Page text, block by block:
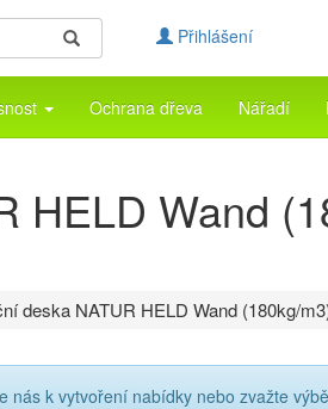
Přihlášení
Ochrana dřeva Nářadí
HELD Wand
deska NATUR HELD Wand (180kg/
k vytvoření nabídky nebo zvažte